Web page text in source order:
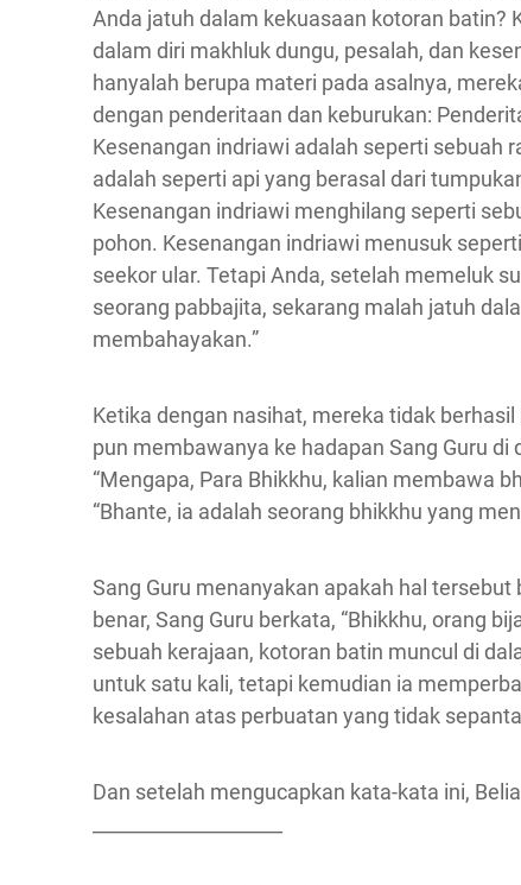
Anda jatuh dalam kekuasaan kotoran batin?
dalam diri makhluk dungu, pesalah, dan
hanyalah berupa materi pada asalnya,
dengan penderitaan dan keburukan:
Kesenangan indriawi adalah seperti sebuah
adalah seperti api yang berasal dari
Kesenangan indriawi menghilang seperti
pohon. Kesenangan indriawi menusuk
seekor ular. Tetapi Anda, setelah memeluk
seorang pabbajita, sekarang malah jatuh
membahayakan.”
Ketika dengan nasihat, mereka tidak
pun membawanya ke hadapan Sang Guru
“Mengapa, Para Bhikkhu, kalian membawa
“Bhante, ia adalah seorang bhikkhu yang
Sang Guru menanyakan apakah hal
benar, Sang Guru berkata, “Bhikkhu, orang
sebuah kerajaan, kotoran batin muncul di
untuk satu kali, tetapi kemudian ia
kesalahan atas perbuatan yang tidak
Dan setelah mengucapkan kata-kata ini,